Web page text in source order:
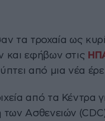
τα τροχαία ως
και εφήβων στις
από μια νέα
από τα Κέντρα
Ασθενειών